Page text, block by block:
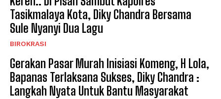
Tasikmalaya Kota, Diky Chandra Bersama
Sule Nyanyi Dua Lagu
BIROKRASI
Gerakan Pasar Murah Inisiasi Komeng, H Lola,
Bapanas Terlaksana Sukses, Diky Chandra :
Langkah Nyata Untuk Bantu Masyarakat